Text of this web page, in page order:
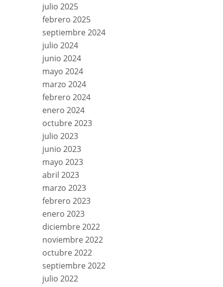
julio 2025
febrero 2025
septiembre 2024
julio 2024
junio 2024
mayo 2024
marzo 2024
febrero 2024
enero 2024
octubre 2023
julio 2023
junio 2023
mayo 2023
abril 2023
marzo 2023
febrero 2023
enero 2023
diciembre 2022
noviembre 2022
octubre 2022
septiembre 2022
julio 2022